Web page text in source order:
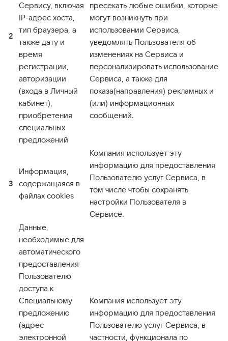
2
Сервису, включая
IP-адрес хоста,
тип браузера, а
также дату и
время
регистрации,
авторизации
(входа в Личный
кабинет),
приобретения
специальных
предложений
пресекать любые ошибки, которые
могут возникнуть при
использовании Сервиса,
уведомлять Пользователя об
изменениях на Сервиса и
персонализировать использование
Сервиса, а также для
показа(направления) рекламных и
(или) информационных
сообщений.
3
Информация,
содержащаяся в
файлах cookies
Компания использует эту
информацию для предоставления
Пользователю услуг Сервиса, в
том числе чтобы сохранять
настройки Пользователя в
Сервисе.
Данные,
необходимые для
автоматического
предоставления
Пользователю
доступа к
Специальному
предложению
(адрес
электронной
Компания использует эту
информацию для предоставления
Пользователю услуг Сервиса, в
частности, функционала по